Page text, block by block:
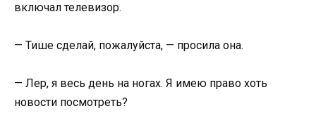
включал телевизор.
— Тише сделай, пожалуйста, — просила она.
— Лер, я весь день на ногах. Я имею право хоть
новости посмотреть?